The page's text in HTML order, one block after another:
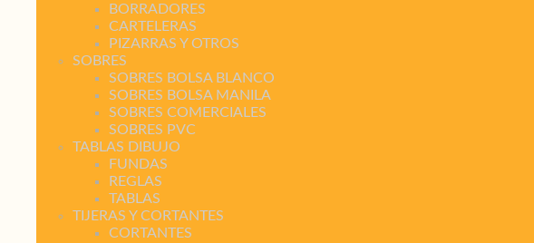
BORRADORES
CARTELERAS
PIZARRAS Y OTROS
SOBRES
SOBRES BOLSA BLANCO
SOBRES BOLSA MANILA
SOBRES COMERCIALES
SOBRES PVC
TABLAS DIBUJO
FUNDAS
REGLAS
TABLAS
TIJERAS Y CORTANTES
CORTANTES